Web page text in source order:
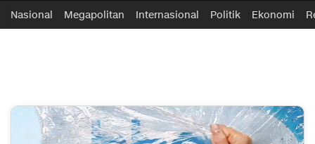
ifakta.co
#pastibenar
Nasional Megapolitan Internasional Politik Ekonomi